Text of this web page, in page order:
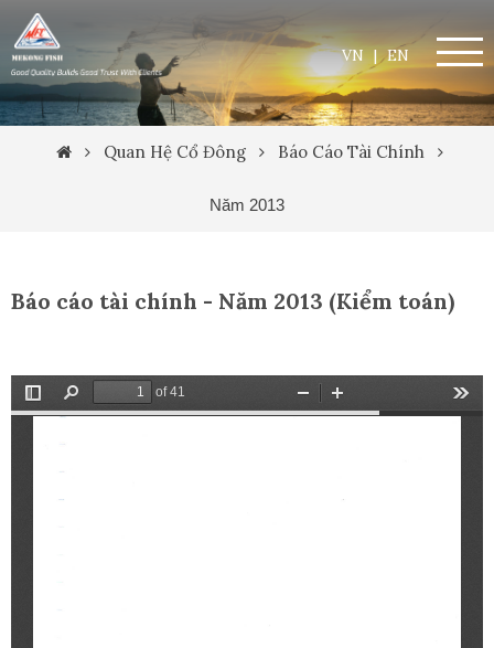
VN | EN
Quan Hệ Cổ Đông Báo Cáo Tài Chính
Năm 2013
Báo cáo tài chính - Năm 2013 (Kiểm toán)